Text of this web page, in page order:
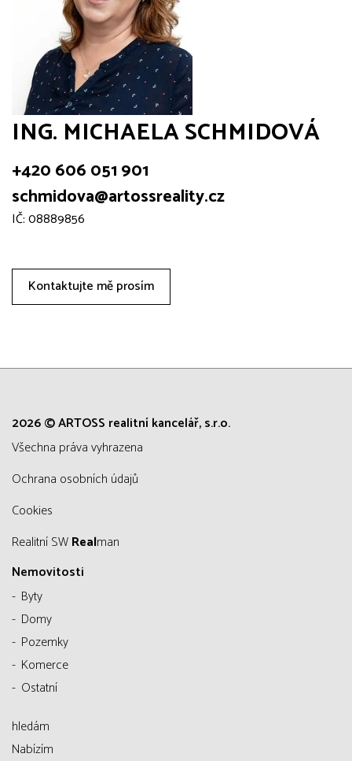
ING. MICHAELA SCHMIDOVÁ
+420 606 051 901
schmidova@artossreality.cz
IČ: 08889856
Kontaktujte mě prosím
2026 © ARTOSS realitní kancelář, s.r.o.
všechna práva vyhrazena
Ochrana osobních údajů
Cookies
Realitní SWRealman
Nemovitosti
Byty
Domy
Pozemky
Komerce
Ostatní
hledám
Nabízím